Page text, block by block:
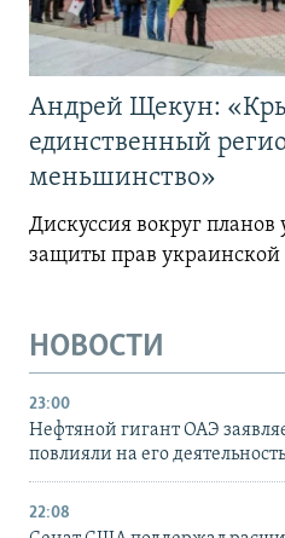
Андрей Щекун:
единственный
меньшинство»
Дискуссия вокруг планов
защиты прав
НОВОСТИ
23:00
Нефтяной гигант ОАЭ
повлияли на его деятельность
22:08